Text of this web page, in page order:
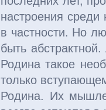
настроения
в частности. Но
быть
Родина такое
только
Родина. Их